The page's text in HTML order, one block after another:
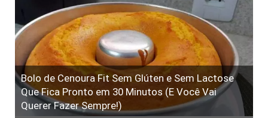
Bolo de Cenoura Fit Sem Glúten e Sem Lactose
Que Fica Pronto em 30 Minutos (E Você Vai
Querer Fazer Sempre!)